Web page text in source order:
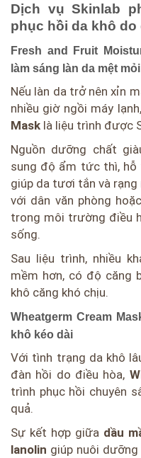
Dịch vụ Skinlab
phục hồi da khô do
Fresh and Fruit
làm sáng làn da mệt mỏi
Nếu làn da trở nên xỉn
nhiều giờ ngồi máy lạnh,
Mask là liệu trình được
Nguồn dưỡng chất
sung độ ẩm tức thì, hỗ
giúp da tươi tắn và
với dân văn phòng
trong môi trường điều
sống.
Sau liệu trình, nhiều
mềm hơn, có độ căng
khô căng khó chịu.
Wheatgerm Cream
khô kéo dài
Với tình trạng da khô
đàn hồi do điều hòa,
trình phục hồi chuyên
quả.
Sự kết hợp giữa dầu
lanolin giúp nuôi